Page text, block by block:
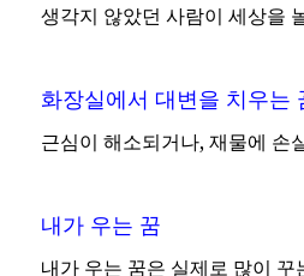
생각지 않았던 사람이 세상을
화장실에서 대변을 치우는
근심이 해소되거나, 재물에 손
내가 우는 꿈
내가 우는 꿈은 실제로 많이